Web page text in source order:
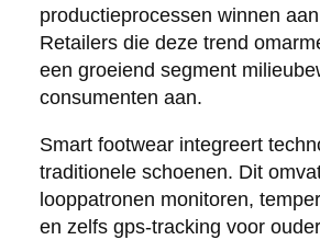
productieprocessen winnen
Retailers die deze trend
een groeiend segment
consumenten aan.
Smart footwear integreert
traditionele schoenen. Dit
looppatronen monitoren,
en zelfs gps-tracking voor